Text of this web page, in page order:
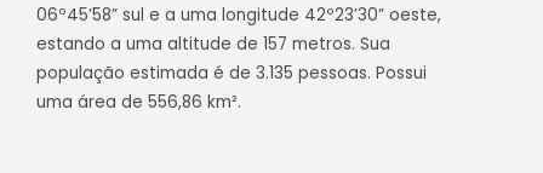
06º45’58” sul e a uma longitude 42º23’30” oeste,
estando a uma altitude de 157 metros. Sua
população estimada é de 3.135 pessoas. Possui
uma área de 556,86 km².